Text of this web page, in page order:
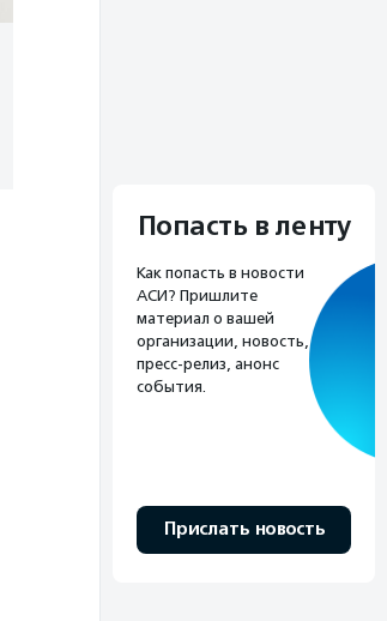
Попасть в ленту
Как попасть в новости
АСИ? Пришлите
материал о вашей
организации, новость,
пресс-релиз, анонс
события.
Прислать новость